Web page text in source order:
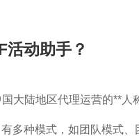
动助手？
大陆地区代理运营的**人
种模式，如团队模式、